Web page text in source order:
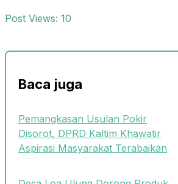
Post Views: 10
Baca juga
Pemangkasan Usulan Pokir
Disorot, DPRD Kaltim Khawatir
Aspirasi Masyarakat Terabaikan